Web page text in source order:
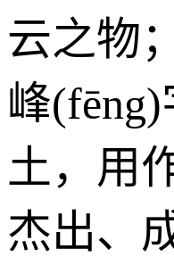
云之物；
峰
土，用
杰出、